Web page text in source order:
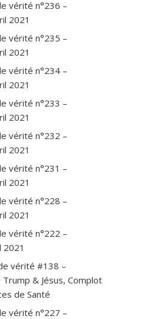
vérité n°236 –
2021
vérité n°235 –
2021
vérité n°234 –
2021
vérité n°233 –
2021
vérité n°232 –
2021
vérité n°231 –
2021
vérité n°228 –
2021
vérité n°222 –
2021
vérité #138 –
& Jésus, Complot
de Santé
vérité n°227 –